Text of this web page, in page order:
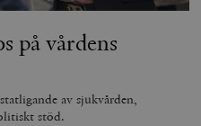
på vårdens
av sjukvården,
stöd.